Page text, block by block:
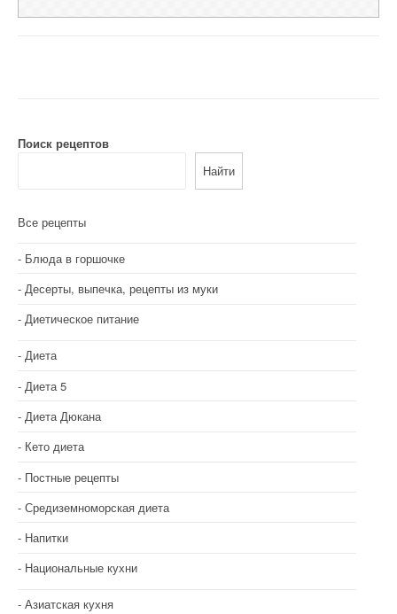
Поиск рецептов
Найти
Все рецепты
Блюда в горшочке
Десерты, выпечка, рецепты из муки
Диетическое питание
Диета
Диета 5
Диета Дюкана
Кето диета
Постные рецепты
Средиземноморская диета
Напитки
Национальные кухни
Азиатская кухня